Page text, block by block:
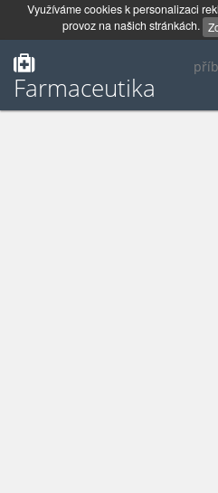
Využíváme cookies k personalizaci
provoz na našich stránkách.
Farmaceutika